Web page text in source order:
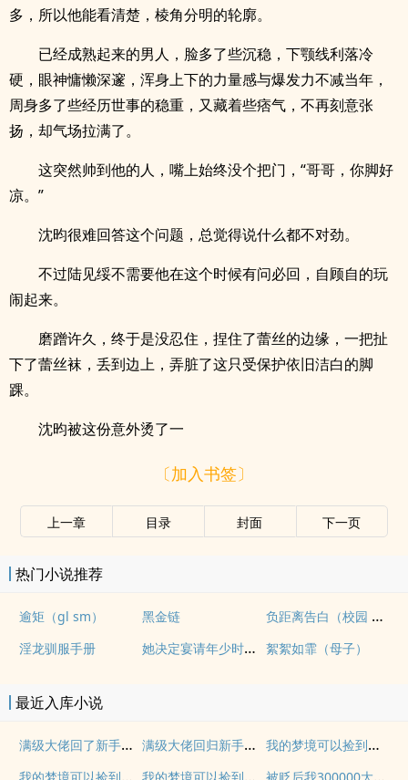
多，所以他能看清楚，棱角分明的轮廓。
已经成熟起来的男人，脸多了些沉稳，下颚线利落冷
硬，眼神慵懒深邃，浑身上下的力量感与爆发力不减当年，
周身多了些经历世事的稳重，又藏着些痞气，不再刻意张
扬，却气场拉满了。
这突然帅到他的人，嘴上始终没个把门，“哥哥，你脚好
凉。”
沈昀很难回答这个问题，总觉得说什么都不对劲。
不过陆见绥不需要他在这个时候有问必回，自顾自的玩
闹起来。
磨蹭许久，终于是没忍住，捏住了蕾丝的边缘，一把扯
下了蕾丝袜，丢到边上，弄脏了这只受保护依旧洁白的脚
踝。
沈昀被这份意外烫了一
〔加入书签〕
上一章 目录 封面 下一页
热门小说推荐
逾矩（gl sm） 黑金链 负距离告白（校园 h）
淫龙驯服手册 她决定宴请年少时的自己（1v1H） 絮絮如霏（母子）
最近入库小说
满级大佬回了新手村阅读 满级大佬回归新手村TXT
我的梦境可以捡到至宝免费小说